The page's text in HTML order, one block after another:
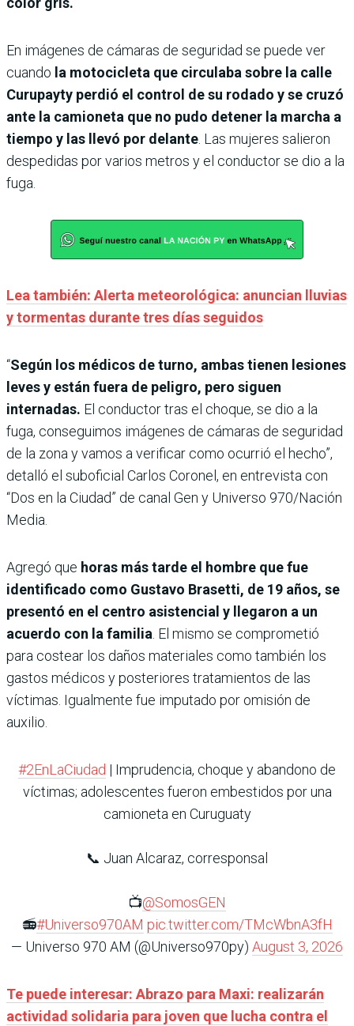
En imágenes de cámaras de seguridad se puede ver
cuando la motocicleta que circulaba sobre la calle
Curupayty perdió el control de su rodado y se cruzó
ante la camioneta que no pudo detener la marcha a
tiempo y las llevó por delante. Las mujeres salieron
despedidas por varios metros y el conductor se dio a la
fuga.
Lea también: Alerta meteorológica: anuncian lluvias
y tormentas durante tres días seguidos
“Según los médicos de turno, ambas tienen lesiones
leves y están fuera de peligro, pero siguen
internadas. El conductor tras el choque, se dio a la
fuga, conseguimos imágenes de cámaras de seguridad
de la zona y vamos a verificar como ocurrió el hecho”,
detalló el suboficial Carlos Coronel, en entrevista con
“Dos en la Ciudad” de canal Gen y Universo 970/Nación
Media.
Agregó que horas más tarde el hombre que fue
identificado como Gustavo Brasetti, de 19 años, se
presentó en el centro asistencial y llegaron a un
acuerdo con la familia. El mismo se comprometió
para costear los daños materiales como también los
gastos médicos y posteriores tratamientos de las
víctimas. Igualmente fue imputado por omisión de
auxilio.
#2EnLaCiudad | Imprudencia, choque y abandono de
víctimas; adolescentes fueron embestidos por una
camioneta en Curuguaty
📞 Juan Alcaraz, corresponsal
📺@SomosGEN
📻#Universo970AM pic.twitter.com/TMcWbnA3fH
— Universo 970 AM (@Universo970py) August 3, 2026
Te puede interesar: Abrazo para Maxi: realizarán
actividad solidaria para joven que lucha contra el